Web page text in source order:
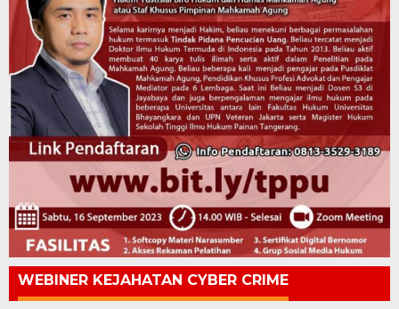
WEBINER KEJAHATAN CYBER CRIME